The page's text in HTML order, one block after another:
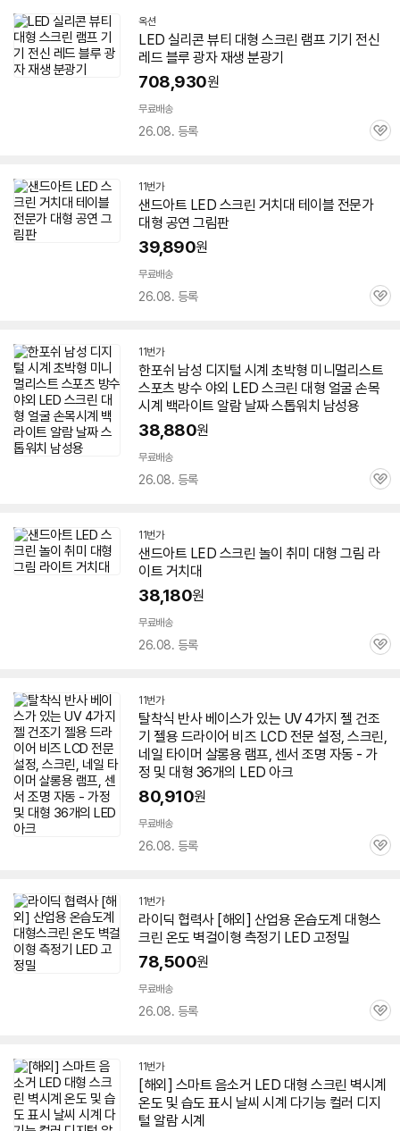
옥션
LED 실리콘 뷰티 대형 스크린 램프 기기 전신
레드 블루 광자 재생 분광기
708,930원
무료배송
26.08. 등록
관
11번가
샌드아트 LED 스크린 거치대 테이블 전문가
대형 공연 그림판
39,890원
무료배송
26.08. 등록
관
11번가
한포쉬 남성 디지털 시계 초박형 미니멀리스트
스포츠 방수 야외 LED 스크린 대형 얼굴 손목
시계 백라이트 알람 날짜 스톱워치 남성용
38,880원
무료배송
26.08. 등록
관
11번가
샌드아트 LED 스크린 놀이 취미 대형 그림 라
이트 거치대
38,180원
무료배송
26.08. 등록
관
11번가
탈착식 반사 베이스가 있는 UV 4가지 젤 건조
기 젤용 드라이어 비즈 LCD 전문 설정, 스크린,
네일 타이머 살롱용 램프, 센서 조명 자동 - 가
정 및 대형 36개의 LED 아크
80,910원
무료배송
26.08. 등록
관
11번가
라이딕 협력사 [해외] 산업용 온습도계 대형스
크린 온도 벽걸이형 측정기 LED 고정밀
78,500원
무료배송
26.08. 등록
관
11번가
[해외] 스마트 음소거 LED 대형 스크린 벽시계
온도 및 습도 표시 날씨 시계 다기능 컬러 디지
털 알람 시계